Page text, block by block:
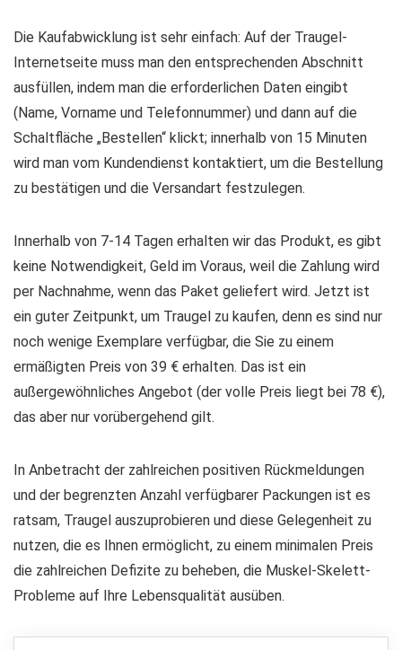
Die Kaufabwicklung ist sehr einfach: Auf der Traugel-
Internetseite muss man den entsprechenden Abschnitt
ausfüllen, indem man die erforderlichen Daten eingibt
(Name, Vorname und Telefonnummer) und dann auf die
Schaltfläche „Bestellen“ klickt; innerhalb von 15 Minuten
wird man vom Kundendienst kontaktiert, um die Bestellung
zu bestätigen und die Versandart festzulegen.
Innerhalb von 7-14 Tagen erhalten wir das Produkt, es gibt
keine Notwendigkeit, Geld im Voraus, weil die Zahlung wird
per Nachnahme, wenn das Paket geliefert wird. Jetzt ist
ein guter Zeitpunkt, um Traugel zu kaufen, denn es sind nur
noch wenige Exemplare verfügbar, die Sie zu einem
ermäßigten Preis von 39 € erhalten. Das ist ein
außergewöhnliches Angebot (der volle Preis liegt bei 78 €),
das aber nur vorübergehend gilt.
In Anbetracht der zahlreichen positiven Rückmeldungen
und der begrenzten Anzahl verfügbarer Packungen ist es
ratsam, Traugel auszuprobieren und diese Gelegenheit zu
nutzen, die es Ihnen ermöglicht, zu einem minimalen Preis
die zahlreichen Defizite zu beheben, die Muskel-Skelett-
Probleme auf Ihre Lebensqualität ausüben.